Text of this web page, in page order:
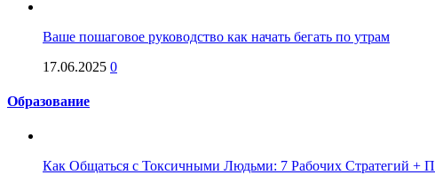
Ваше пошаговое руководство как начать бегать по утрам
17.06.2025 0
Образование
Как Общаться с Токсичными Людьми: 7 Рабочих Стратегий +